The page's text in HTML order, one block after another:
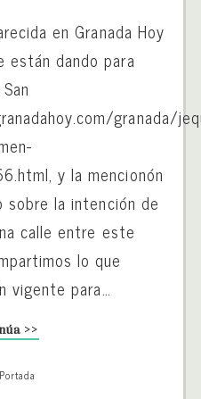
en Granada Hoy
están dando para
granada/
y la mencionón
sobre la intención de
calle entre este
lo que
vigente para…
>>
Portada